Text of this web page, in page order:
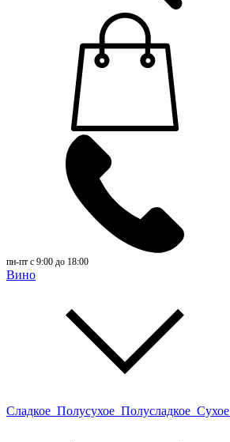
пн-пт с 9:00 до 18:00
Вино
Сладкое Полусухое Полусладкое Сухое